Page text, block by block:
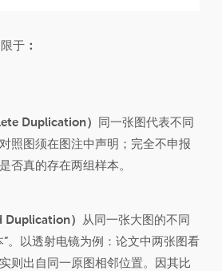
于 ：
Duplication） 同一张图代表不同
照图须在图注中声明；完全不申报
否真的存在两组样本。
Duplication）
从同一张大图的不同
”。以透射电镜为例：论文中两张图看
则出自同一原图相邻位置。因其比